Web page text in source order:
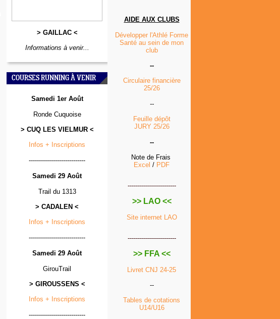
> GAILLAC <
Informations à venir...
COURSES RUNNING À VENIR
Samedi 1er Août
Ronde Cuquoise
> CUQ LES VIELMUR <
Infos + Inscriptions
----------------------------
Samedi 29 Août
Trail du 1313
> CADALEN <
Infos + Inscriptions
----------------------------
Samedi 29 Août
GirouTrail
> GIROUSSENS <
Infos + Inscriptions
----------------------------
AIDE AUX CLUBS
Développer l'Athlé Forme
Santé au sein de mon
club
--
Circulaire financière
25/26
--
Feuille dépôt
JURY 25/26
--
Note de Frais
Excel / PDF
------------------------
>> LAO <<
Site internet LAO
------------------------
>> FFA <<
Livret CNJ 24-25
--
Tables de cotations
U14/U16